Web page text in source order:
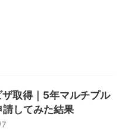
取得｜5年マルチプル
請してみた結果